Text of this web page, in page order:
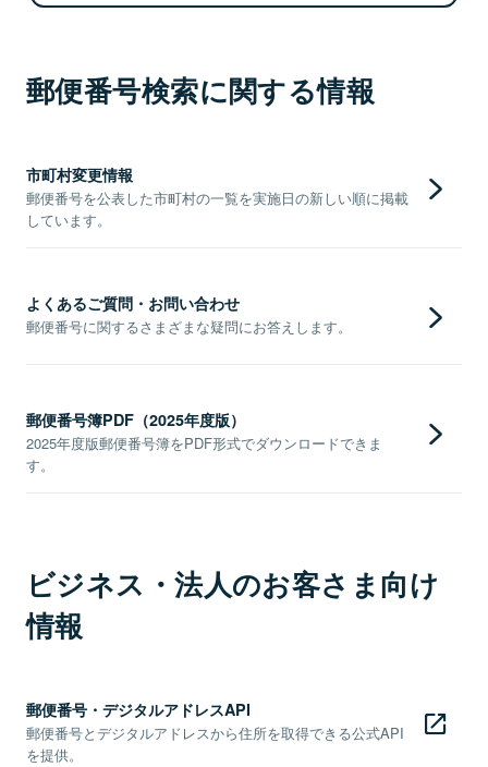
郵便番号検索に関する情報
市町村変更情報
郵便番号を公表した市町村の一覧を実施日の新しい順に掲載
しています。
よくあるご質問・お問い合わせ
郵便番号に関するさまざまな疑問にお答えします。
郵便番号簿PDF（2025年度版）
2025年度版郵便番号簿をPDF形式でダウンロードできま
す。
ビジネス・法人のお客さま向け
情報
郵便番号・デジタルアドレスAPI
郵便番号とデジタルアドレスから住所を取得できる公式API
を提供。